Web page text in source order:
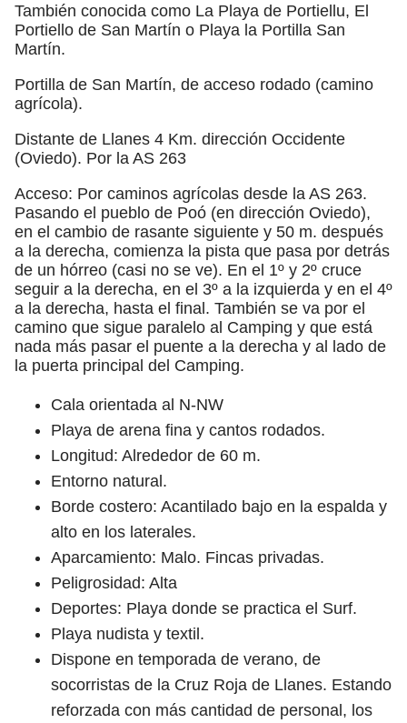
También conocida como La Playa de Portiellu, El
Portiello de San Martín o Playa la Portilla San
Martín.
Portilla de San Martín, de acceso rodado (camino
agrícola).
Distante de Llanes 4 Km. dirección Occidente
(Oviedo). Por la AS 263
Acceso: Por caminos agrícolas desde la AS 263.
Pasando el pueblo de Poó (en dirección Oviedo),
en el cambio de rasante siguiente y 50 m. después
a la derecha, comienza la pista que pasa por detrás
de un hórreo (casi no se ve). En el 1º y 2º cruce
seguir a la derecha, en el 3º a la izquierda y en el 4º
a la derecha, hasta el final. También se va por el
camino que sigue paralelo al Camping y que está
nada más pasar el puente a la derecha y al lado de
la puerta principal del Camping.
Cala orientada al N-NW
Playa de arena fina y cantos rodados.
Longitud: Alrededor de 60 m.
Entorno natural.
Borde costero: Acantilado bajo en la espalda y
alto en los laterales.
Aparcamiento: Malo. Fincas privadas.
Peligrosidad: Alta
Deportes: Playa donde se practica el Surf.
Playa nudista y textil.
Dispone en temporada de verano, de
socorristas de la Cruz Roja de Llanes. Estando
reforzada con más cantidad de personal, los